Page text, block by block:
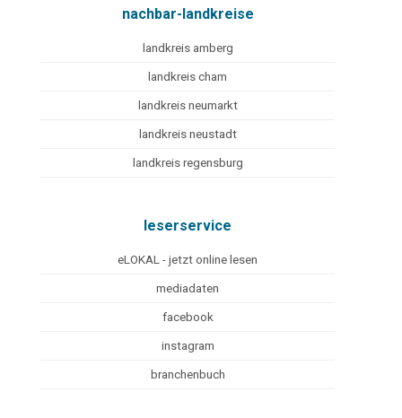
nachbar-landkreise
landkreis amberg
landkreis cham
landkreis neumarkt
landkreis neustadt
landkreis regensburg
leserservice
eLOKAL - jetzt online lesen
mediadaten
facebook
instagram
branchenbuch